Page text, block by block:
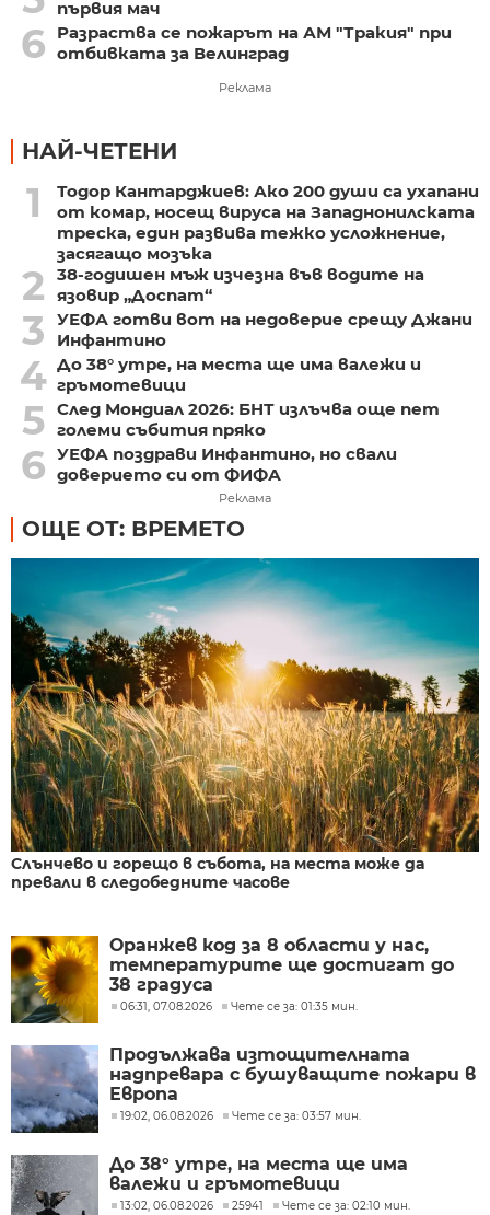
първия мач
6
Разраства се пожарът на АМ "Тракия" при
отбивката за Велинград
Реклама
НАЙ-ЧЕТЕНИ
1
Тодор Кантарджиев: Ако 200 души са ухапани
от комар, носещ вируса на Западнонилската
треска, един развива тежко усложнение,
засягащо мозъка
2
38-годишен мъж изчезна във водите на
язовир „Доспат“
3
УЕФА готви вот на недоверие срещу Джани
Инфантино
4 До 38° утре, на места ще има валежи и
гръмотевици
5 След Мондиал 2026: БНТ излъчва още пет
големи събития пряко
6 УЕФА поздрави Инфантино, но свали
доверието си от ФИФА
Реклама
ОЩЕ ОТ: ВРЕМЕТО
Слънчево и горещо в събота, на места може да
превали в следобедните часове
Оранжев код за 8 области у нас,
температурите ще достигат до
38 градуса
06:31, 07.08.2026 Чете се за: 01:35 мин.
Продължава изтощителната
надпревара с бушуващите пожари в
Европа
19:02, 06.08.2026 Чете се за: 03:57 мин.
До 38° утре, на места ще има
валежи и гръмотевици
13:02, 06.08.2026 25941 Чете се за: 02:10 мин.